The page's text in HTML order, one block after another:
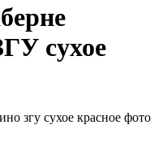
сухое